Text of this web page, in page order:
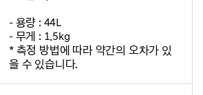
- 용량 : 44L
- 무게 : 1.5kg
* 측정 방법에 따라 약간의 오차가 있
을 수 있습니다.